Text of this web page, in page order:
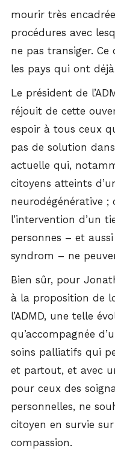
mourir très
procédures avec
ne pas transiger.
les pays qui ont
Le président de
réjouit de cette
espoir à tous ceux
pas de solution
actuelle qui,
citoyens atteints
neurodégénérative
l’intervention d’un
personnes – et
syndrom – ne
Bien sûr, pour
à la proposition de
l’ADMD, une telle
qu’accompagnée
soins palliatifs qui
et partout, et avec
pour ceux des
personnelles, ne
citoyen en survie
compassion.